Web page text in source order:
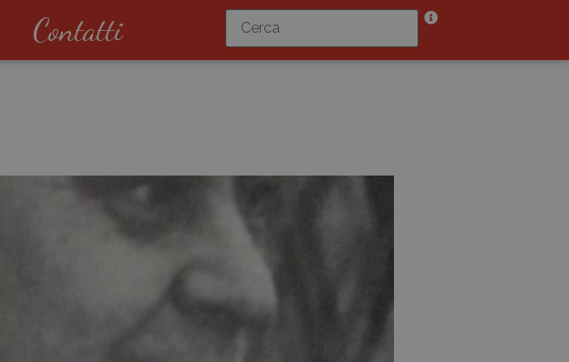
Contatti